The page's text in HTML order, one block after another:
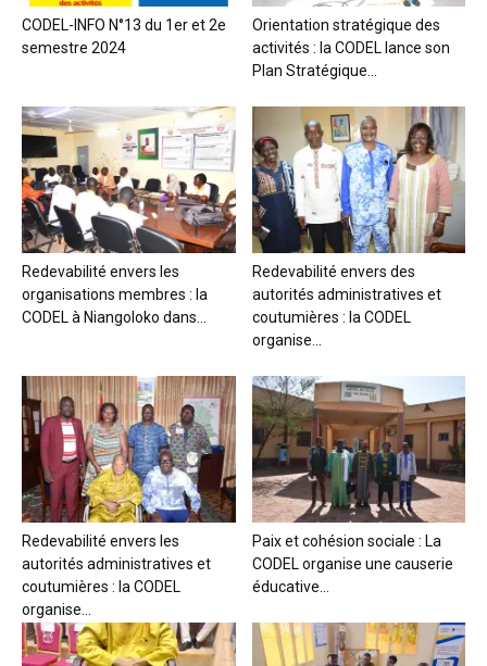
CODEL-INFO N°13 du 1er et 2e
semestre 2024
Orientation stratégique des
activités : la CODEL lance son
Plan Stratégique...
Redevabilité envers les
organisations membres : la
CODEL à Niangoloko dans...
Redevabilité envers des
autorités administratives et
coutumières : la CODEL
organise...
Redevabilité envers les
autorités administratives et
coutumières : la CODEL
organise...
Paix et cohésion sociale : La
CODEL organise une causerie
éducative...